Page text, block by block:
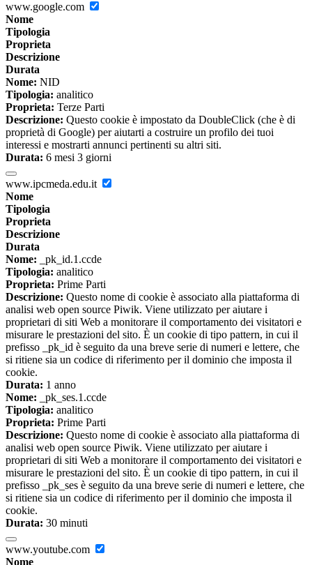
www.google.com
Nome
Tipologia
Proprieta
Descrizione
Durata
Nome: NID
Tipologia: analitico
Proprieta: Terze Parti
Descrizione: Questo cookie è impostato da DoubleClick (che è di
proprietà di Google) per aiutarti a costruire un profilo dei tuoi
interessi e mostrarti annunci pertinenti su altri siti.
Durata: 6 mesi 3 giorni
www.ipcmeda.edu.it
Nome
Tipologia
Proprieta
Descrizione
Durata
Nome: _pk_id.1.ccde
Tipologia: analitico
Proprieta: Prime Parti
Descrizione: Questo nome di cookie è associato alla piattaforma di
analisi web open source Piwik. Viene utilizzato per aiutare i
proprietari di siti Web a monitorare il comportamento dei visitatori e
misurare le prestazioni del sito. È un cookie di tipo pattern, in cui il
prefisso _pk_id è seguito da una breve serie di numeri e lettere, che
si ritiene sia un codice di riferimento per il dominio che imposta il
cookie.
Durata: 1 anno
Nome: _pk_ses.1.ccde
Tipologia: analitico
Proprieta: Prime Parti
Descrizione: Questo nome di cookie è associato alla piattaforma di
analisi web open source Piwik. Viene utilizzato per aiutare i
proprietari di siti Web a monitorare il comportamento dei visitatori e
misurare le prestazioni del sito. È un cookie di tipo pattern, in cui il
prefisso _pk_ses è seguito da una breve serie di numeri e lettere, che
si ritiene sia un codice di riferimento per il dominio che imposta il
cookie.
Durata: 30 minuti
www.youtube.com
Nome